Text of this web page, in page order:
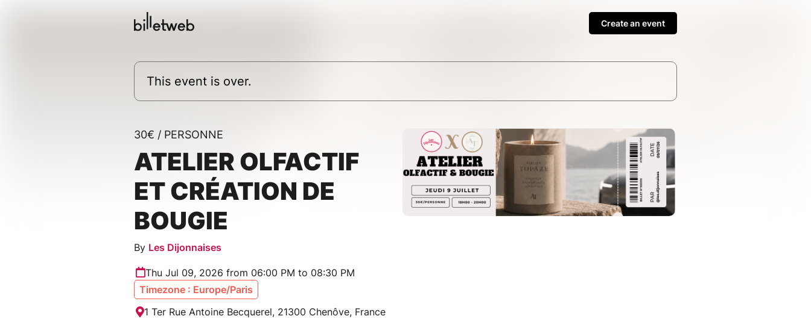
Create an event
This event is over.
30€ / PERSONNE
ATELIER OLFACTIF
ET CRÉATION DE
BOUGIE
By Les Dijonnaises
Thu Jul 09, 2026 from 06:00 PM to 08:30 PM
Timezone : Europe/Paris
1 Ter Rue Antoine Becquerel, 21300 Chenôve, France